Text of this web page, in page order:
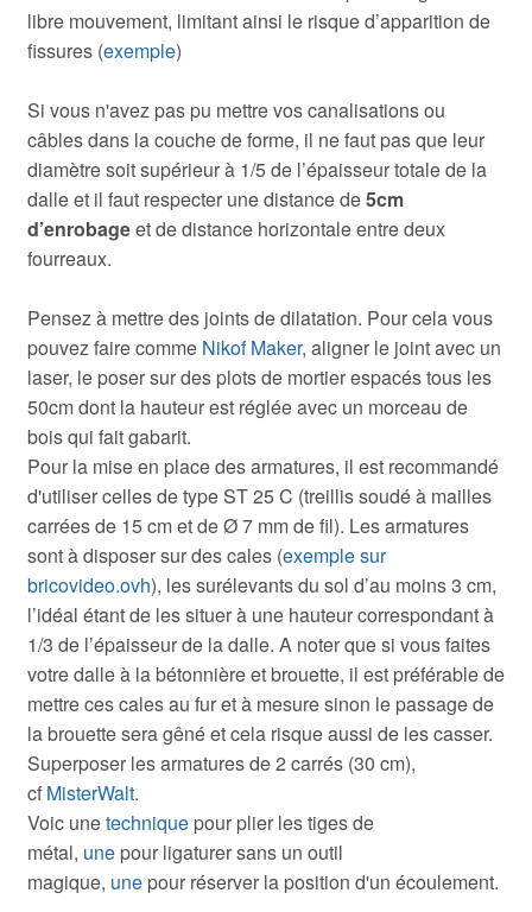
libre mouvement, limitant ainsi le risque d’apparition de
fissures (exemple)
Si vous n'avez pas pu mettre vos canalisations ou
câbles dans la couche de forme, il ne faut pas que leur
diamètre soit supérieur à 1/5 de l’épaisseur totale de la
dalle et il faut respecter une distance de5cm
d’enrobageet de distance horizontale entre deux
fourreaux.
Pensez à mettre des joints de dilatation. Pour cela vous
pouvez faire comme Nikof Maker, aligner le joint avec un
laser, le poser sur des plots de mortier espacés tous les
50cm dont la hauteur est réglée avec un morceau de
bois qui fait gabarit.
Pour la mise en place des armatures, il est recommandé
d'utiliser celles de type ST 25 C (treillis soudé à mailles
carrées de 15 cm et de Ø 7 mm de fil). Les armatures
sont à disposer sur des cales (exemple sur
bricovideo.ovh), les surélevants du sol d’au moins 3 cm,
l’idéal étant de les situer à une hauteur correspondant à
1/3 de l’épaisseur de la dalle. A noter que si vous faites
votre dalle à la bétonnière et brouette, il est préférable de
mettre ces cales au fur et à mesure sinon le passage de
la brouette sera gêné et cela risque aussi de les casser.
Superposer les armatures de 2 carrés (30 cm),
cf MisterWalt.
Voic unetechnique pour plier les tiges de
métal, une pour ligaturer sans un outil
magique, une pour réserver la position d'un écoulement.